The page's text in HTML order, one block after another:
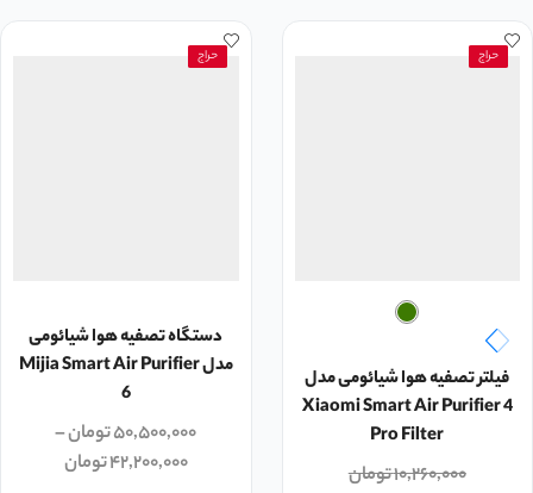
حراج
فیلتر تصفیه هوا شیائومی مدل
Xiaomi Smart Air Purifier 4
Pro Filter
۱۰,۲۶۰,۰۰۰تومان
حراج
دستگاه تصفیه هوا شیائومی
مدل Mijia Smart Air Purifier
6
۵۰,۵۰۰,۰۰۰تومان–
۴۲,۲۰۰,۰۰۰تومان